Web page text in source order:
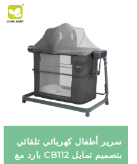
سرير أطفال كهربائي تلقائي
بتصميم تمايل CB112 بارد مع